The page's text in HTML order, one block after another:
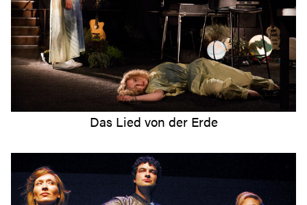
Das Lied von der Erde